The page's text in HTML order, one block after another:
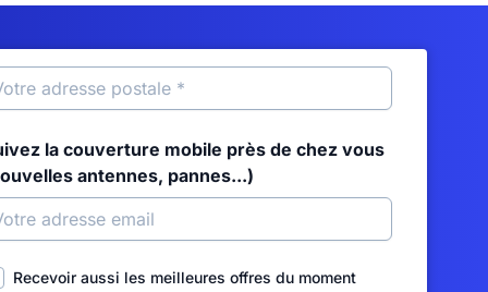
la couverture mobile près de chez vous
antennes, pannes...)
Recevoir aussi les meilleures offres du moment